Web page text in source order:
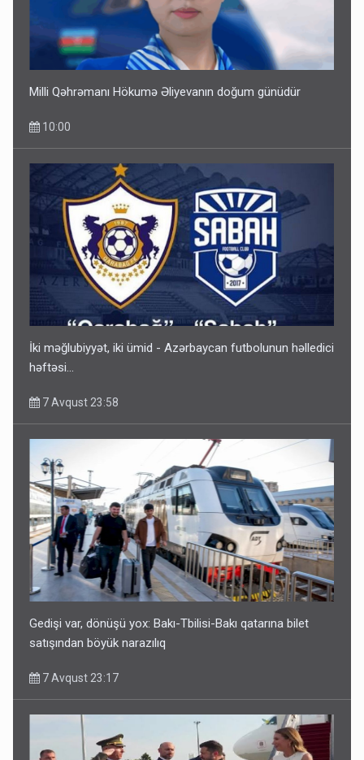
Milli Qəhrəmanı Hökumə Əliyevanın doğum günüdür
10:00
İki məğlubiyyət, iki ümid - Azərbaycan futbolunun həlledici
həftəsi...
7 Avqust 23:58
Gedişi var, dönüşü yox: Bakı-Tbilisi-Bakı qatarına bilet
satışından böyük narazılıq
7 Avqust 23:17